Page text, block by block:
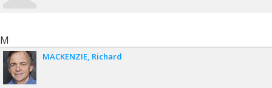
M
MACKENZIE Richard